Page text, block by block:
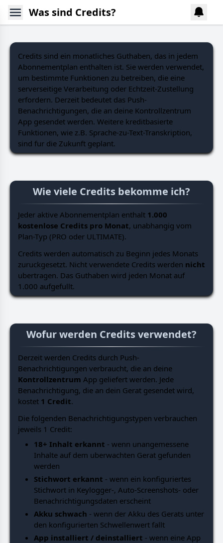
Was sind Credits?
Credits sind ein monatliches Guthaben, das in jedem
Abonnementplan enthalten ist. Sie werden verwendet,
um bestimmte Funktionen zu betreiben, die eine
serverseitige Verarbeitung oder Echtzeit-Zustellung
erfordern. Derzeit bedeutet das Push-
Benachrichtigungen, die an deine Kontrollzentrum
App gesendet werden. Weitere kreditbasierte
Funktionen, wie z.B. Sprache-zu-Text-Transkription,
sind fur die Zukunft geplant.
Wie viele Credits bekomme ich?
Jeder aktive Abonnementplan enthalt 1.000
kostenlose Credits pro Monat, unabhangig vom
Plan-Typ (PRO oder ULTIMATE).
Credits werden automatisch zu Beginn jedes Monats
zuruckgesetzt. Nicht verwendete Credits werden nicht
ubertragen. Das Guthaben wird jeden Monat auf
1.000 aufgefullt.
Wofur werden Credits verwendet?
Derzeit werden Credits durch Push-
Benachrichtigungen verbraucht, die an deine
Kontrollzentrum App geliefert werden. Jede
Benachrichtigung, die an dein Gerat gesendet wird,
kostet 1 Credit.
Die folgenden Benachrichtigungstypen verbrauchen
jeweils 1 Credit:
18+ Inhalt erkannt - wenn unangemessene
Inhalte auf dem uberwachten Gerat gefunden
werden
Stichwort erkannt - wenn ein konfiguriertes
Stichwort in Keylogger-, Auto-Screenshots- oder
Benachrichtigungsdaten erscheint
Akku schwach - wenn der Akku des Gerats unter
den konfigurierten Schwellenwert fallt
App installiert / deinstalliert - wenn eine App